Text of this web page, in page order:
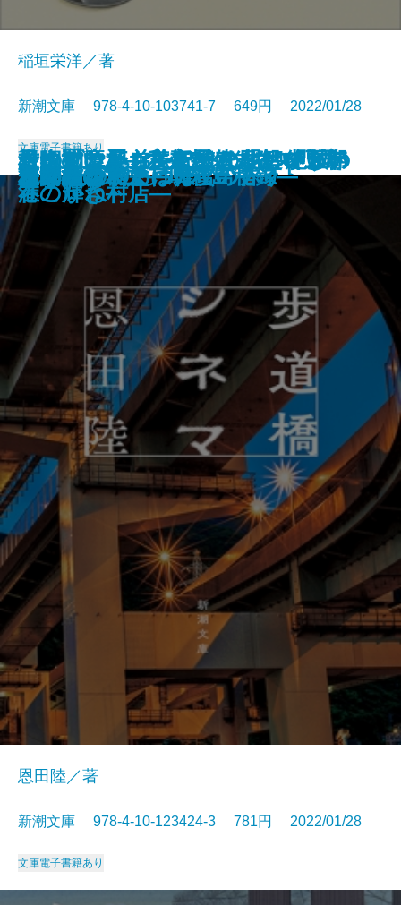
市塵〔下〕
君に勧む杯 文豪とアルケミスト
ノベライズ―case 井伏鱒二―
青銅の魔人―私立探偵 明智小五郎
―
もうすぐいなくなります―絶滅の
生物学―
同潤会代官山アパートメント
ボダ子
残りものには、過去がある
いかれころ
そのマンション、終の住処でいい
ですか？
一晩置いたカレーはなぜおいしい
のか―食材と料理のサイエンス―
稲垣栄洋／著
新潮文庫 978-4-10-103741-7 649円 2022/01/28
文庫電子書籍あり
歩道橋シネマ
恩田陸／著
新潮文庫 978-4-10-123424-3 781円 2022/01/28
文庫電子書籍あり
決闘の辻
じじばばのるつぼ
冤罪法廷〔上〕
冤罪法廷〔下〕
コンビニ兄弟2―テンダネス門司
港こがね村店―
巫女島の殺人―呪殺島秘録―
この橋をわたって
根っこと翼―美智子さまという存
在の輝き―
あなたの右手は蜂蜜の香り